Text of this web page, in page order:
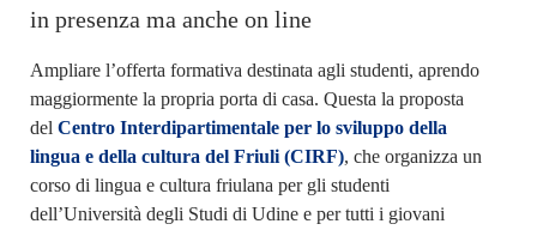
in presenza ma anche on line
Ampliare l’offerta formativa destinata agli studenti, aprendo
maggiormente la propria porta di casa. Questa la proposta
del Centro Interdipartimentale per lo sviluppo della
lingua e della cultura del Friuli (CIRF), che organizza un
corso di lingua e cultura friulana per gli studenti
dell’Università degli Studi di Udine e per tutti i giovani